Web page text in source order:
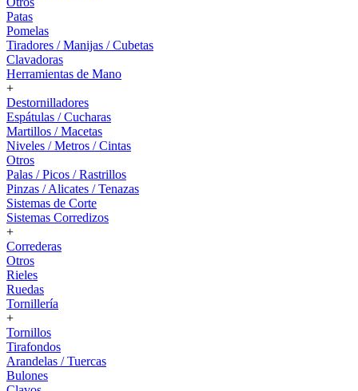
Patas
Pomelas
Tiradores / Manijas / Cubetas
Clavadoras
Herramientas de Mano
+
Destornilladores
Espátulas / Cucharas
Martillos / Macetas
Niveles / Metros / Cintas
Otros
Palas / Picos / Rastrillos
Pinzas / Alicates / Tenazas
Sistemas de Corte
Sistemas Corredizos
+
Correderas
Otros
Rieles
Ruedas
Tornillería
+
Tornillos
Tirafondos
Arandelas / Tuercas
Bulones